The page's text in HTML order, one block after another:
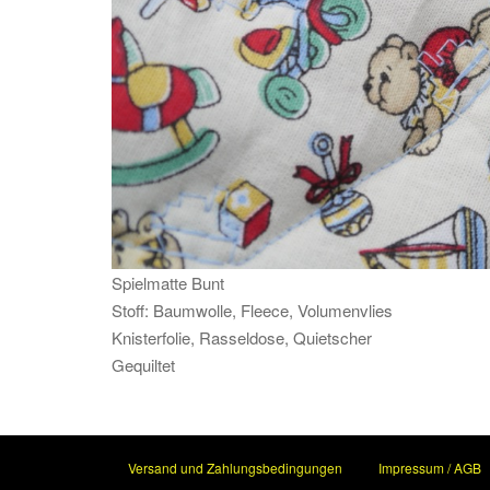
Spielmatte Bunt
Stoff: Baumwolle, Fleece, Volumenvlies
Knisterfolie, Rasseldose, Quietscher
Gequiltet
Versand und Zahlungsbedingungen Impressum / AGB